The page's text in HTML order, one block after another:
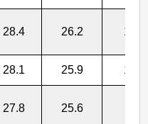
28.4 26.2
28.1 25.9
27.8 25.6